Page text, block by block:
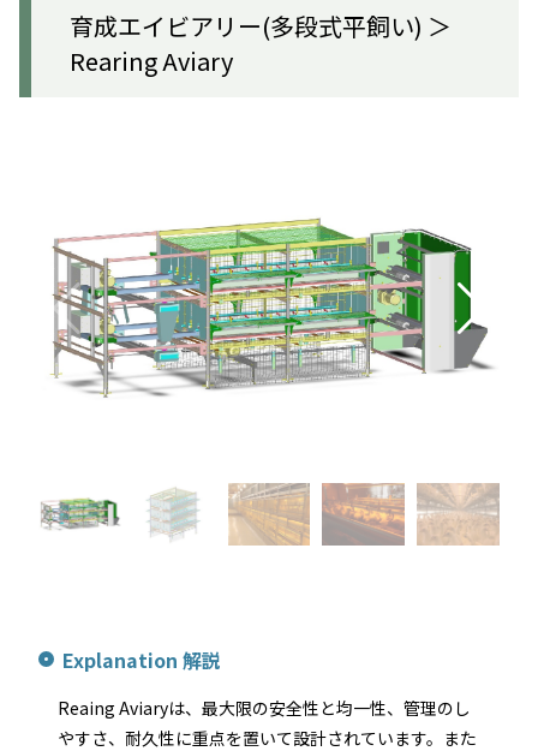
育成エイビアリー(多段式平飼い) ＞
Rearing Aviary
Explanation 解説
Reaing Aviaryは、最大限の安全性と均一性、管理のし
やすさ、耐久性に重点を置いて設計されています。また